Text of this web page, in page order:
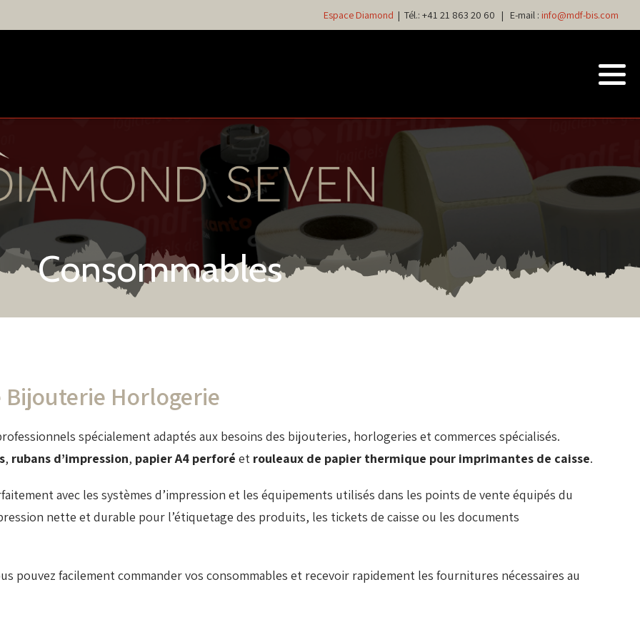
Espace Diamond | Tél.: +41 21 863 20 60 | E-mail : info@mdf-bis.com
Consommables
Horlogerie
spécialement adaptés aux besoins des bijouteries, horlogeries et commerces spécialisés.
, rubans d’impression, papier A4 perforé et rouleaux de papier thermique pour imprimantes de caisse.
avec les systèmes d’impression et les équipements utilisés dans les points de vente équipés du
nette et durable pour l’étiquetage des produits, les tickets de caisse ou les documents
pouvez facilement commander vos consommables et recevoir rapidement les fournitures nécessaires au